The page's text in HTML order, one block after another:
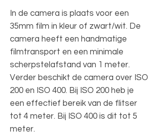
In de camera is plaats voor een
35mm film in kleur of zwart/wit. De
camera heeft een handmatige
filmtransport en een minimale
scherpstelafstand van 1 meter.
Verder beschikt de camera over ISO
200 en ISO 400. Bij ISO 200 heb je
een effectief bereik van de flitser
tot 4 meter. Bij ISO 400 is dit tot 5
meter.